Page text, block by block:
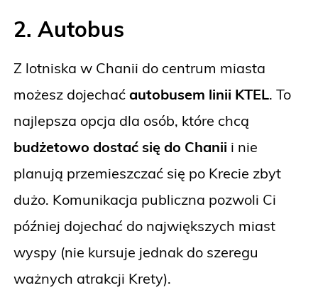
2. Autobus
Z lotniska w Chanii do centrum miasta
możesz dojechać autobusem linii KTEL. To
najlepsza opcja dla osób, które chcą
budżetowo dostać się do Chanii i nie
planują przemieszczać się po Krecie zbyt
dużo. Komunikacja publiczna pozwoli Ci
później dojechać do największych miast
wyspy (nie kursuje jednak do szeregu
ważnych atrakcji Krety).